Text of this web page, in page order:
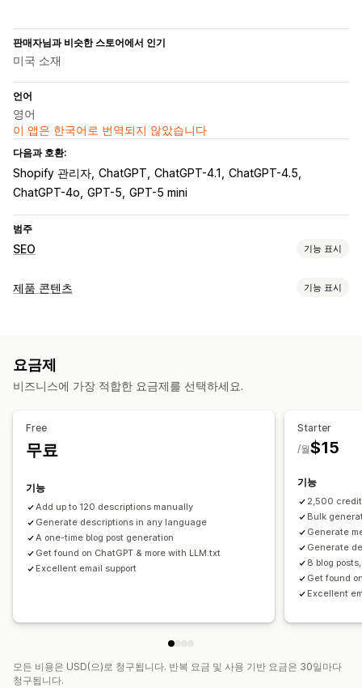
판매자님과 비슷한 스토어에서 인기
미국 소재
언어
영어
이 앱은 한국어로 번역되지 않았습니다
다음과 호환:
Shopify 관리자 ChatGPT ChatGPT-4.1
ChatGPT-4.5
ChatGPT-4o GPT-5 GPT-5 mini
범주
SEO 기능 표시
SEO 도구
실적 모니터링
콘텐츠 분석
제품 콘텐츠 기능 표시
블로그 게시물
가져오기 및 내보내기
블로그 SEO
요금제
비즈니스에 가장 적합한 요금제를 선택하세요.
Free
무료
기능
Add up to 120 descriptions manually
Generate descriptions in any language
A one-time blog post generation
Get found on ChatGPT & more with LLM.txt
Excellent email support
Starter
$15
/월
기능
2,500
Bulk
Generate
Generate
8 blog
Get found
Excellent
모든 비용은 USD(으)로 청구됩니다. 반복 요금 및 사용 기반 요금은 30일마다
청구됩니다.